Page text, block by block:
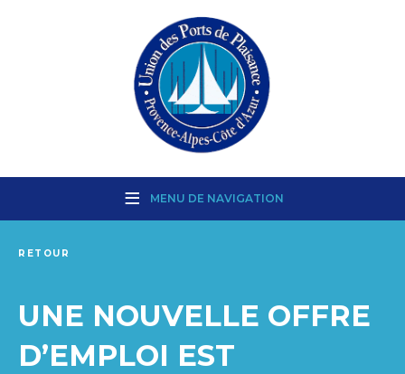
MENU DE NAVIGATION
RETOUR
UNE NOUVELLE OFFRE
D’EMPLOI EST